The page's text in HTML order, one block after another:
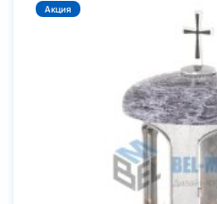
Акция